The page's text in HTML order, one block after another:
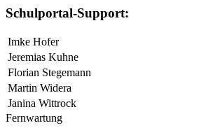
Schulportal-Support:
Imke Hofer
Jeremias Kuhne
Florian Stegemann
Martin Widera
Janina Wittrock
Fernwartung